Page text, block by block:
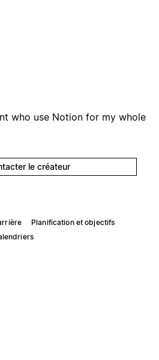
who use Notion for my whole
le créateur
Planification et objectifs